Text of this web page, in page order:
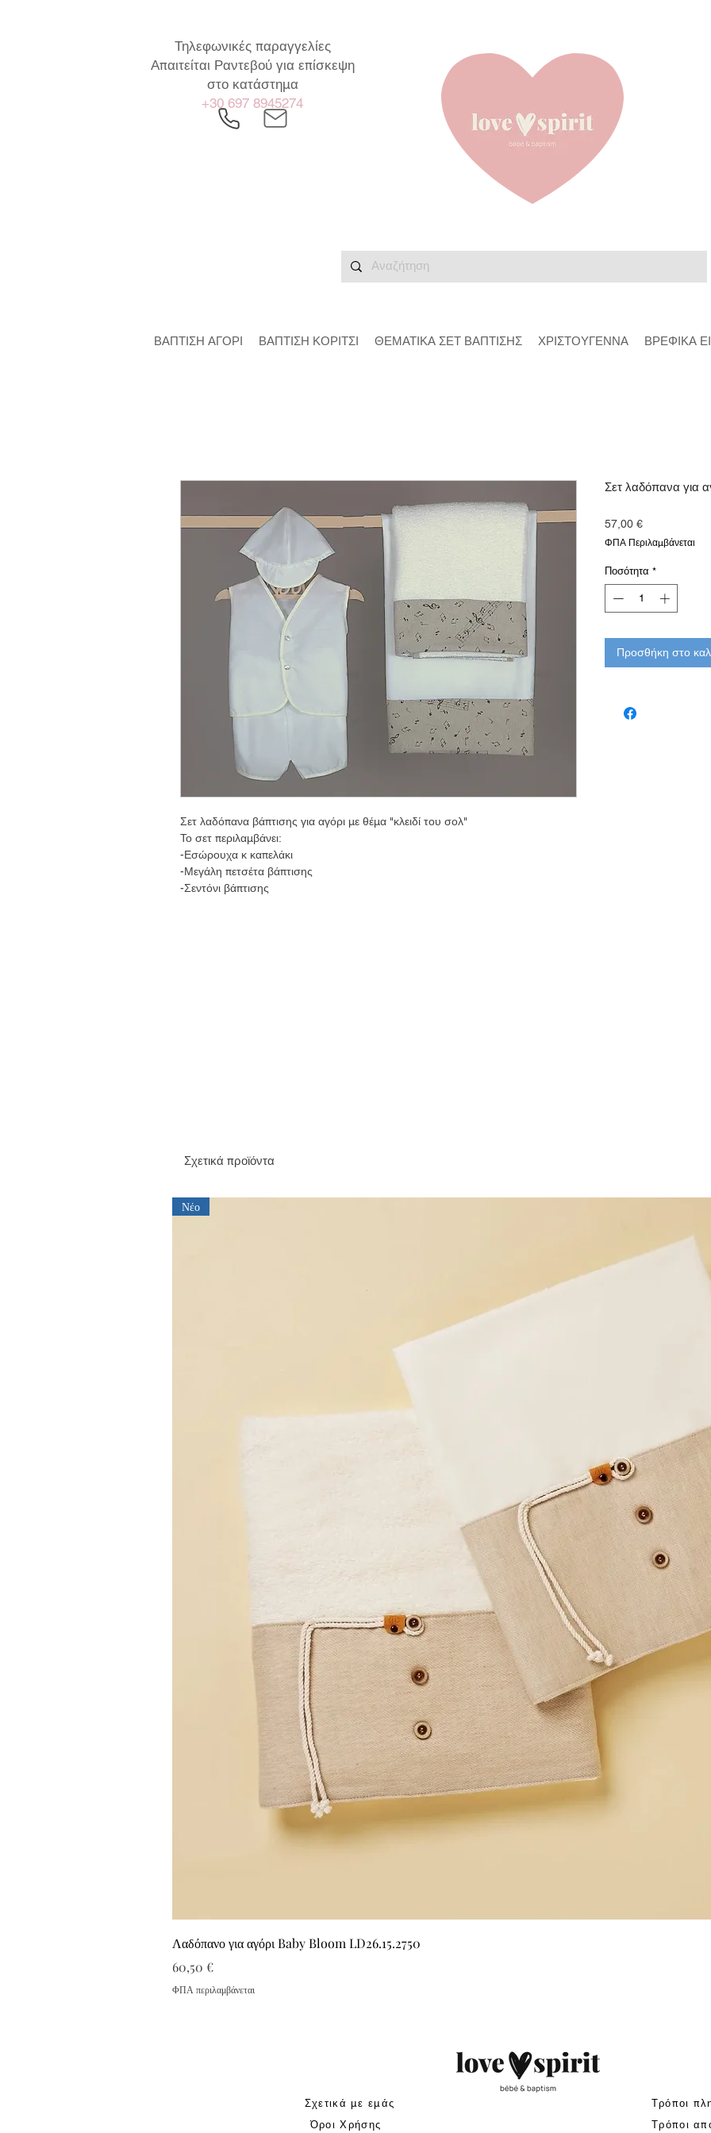
Τηλεφωνικές παραγγελίες
Απαιτείται Ραντεβού για επίσκεψη
στο κατάστημα
+30 697 8945274
Σετ λαδόπανα βάπτισης για αγόρι με θέμα "κλειδί του σολ"
Το σετ περιλαμβάνει:
-Εσώρουχα κ καπελάκι
-Μεγάλη πετσέτα βάπτισης
-Σεντόνι βάπτισης
Σετ λαδόπανα για
57,00 €Τιμή
ΦΠΑ Περιλαμβάνεται
Ποσότητα *
Προσθήκη στο
Σχετικά προϊόντα
Νέο
Λαδόπανο για αγόρι Baby Bloom LD26.15.2750
Τιμή
60,50 €
ΦΠΑ περιλαμβάνεται
ΒΑΠΤΙΣΗ ΑΓΟΡΙ ΒΑΠΤΙΣΗ ΚΟΡΙΤΣΙ ΘΕΜΑΤΙΚΑ ΣΕΤ ΒΑΠΤΙΣΗΣ ΧΡΙΣΤΟΥΓΕΝΝΑ ΒΡΕΦΙΚΑ
Σχετικά με εμάς
Όροι Χρήσης
Τρόποι
Τρόποι